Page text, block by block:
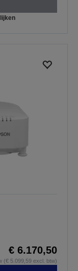
€ 6.170,50
(€ 5.099,59 excl. btw)